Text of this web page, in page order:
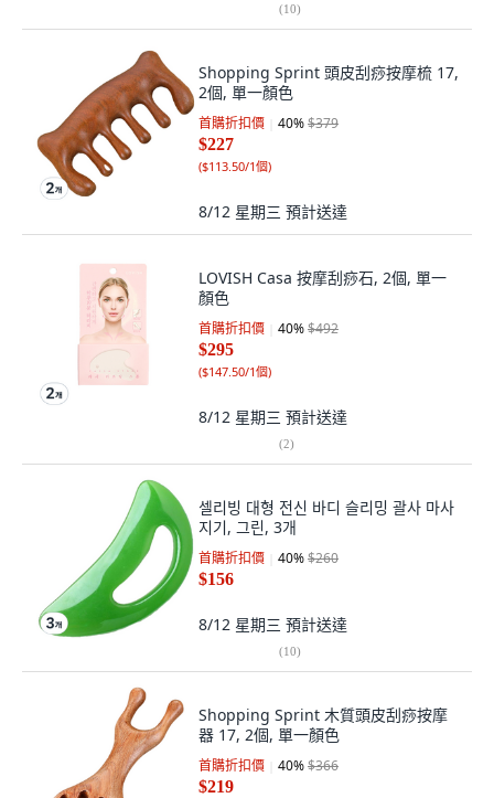
(10)
Shopping Sprint 頭皮刮痧按摩梳 17,
2個, 單一顏色
首購折扣價 40%$379
$227
($113.50/1個)
8/12 星期三 預計送達
LOVISH Casa 按摩刮痧石, 2個, 單一
顏色
首購折扣價 40%$492
$295
($147.50/1個)
8/12 星期三 預計送達
(2)
셀리빙 대형 전신 바디 슬리밍 괄사 마사
지기, 그린, 3개
首購折扣價 40%$260
$156
8/12 星期三 預計送達
(10)
Shopping Sprint 木質頭皮刮痧按摩
器 17, 2個, 單一顏色
首購折扣價 40%$366
$219